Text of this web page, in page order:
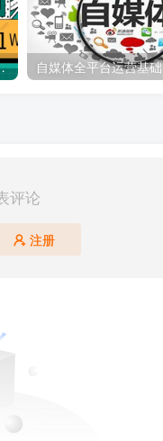
轻松月赚1W+ 自媒体全平台运营基础
评论
注册